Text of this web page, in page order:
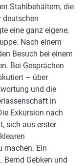
Stahlbehältern, die
deutschen
eine ganz eigene,
Nach einem
Besuch bei einem
Bei Gesprächen
– über
und die
in
Exkursion nach
sich aus erster
machen. Ein
Bernd Gebken und